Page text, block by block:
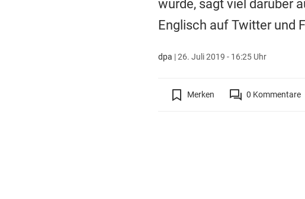
wurde, sagt viel darüber
Englisch auf Twitter und
dpa |26. Juli 2019 - 16:25 Uhr
Merken 0 Kommentare